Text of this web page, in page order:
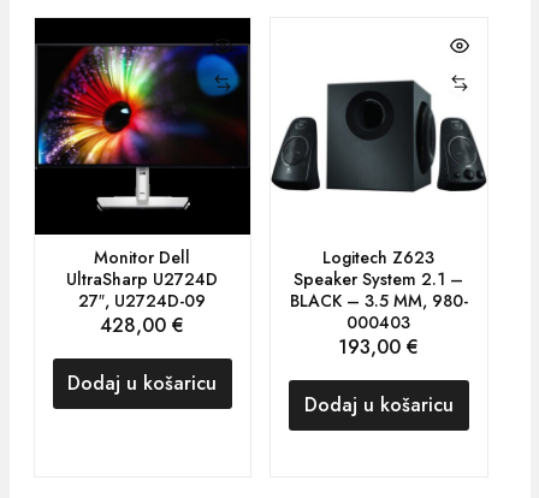
Monitor Dell
UltraSharp U2724D
27″, U2724D-09
428,00€
Dodaj u košaricu
Logitech Z623
Speaker System 2.1 –
BLACK – 3.5 MM, 980-
000403
193,00€
Dodaj u košaricu